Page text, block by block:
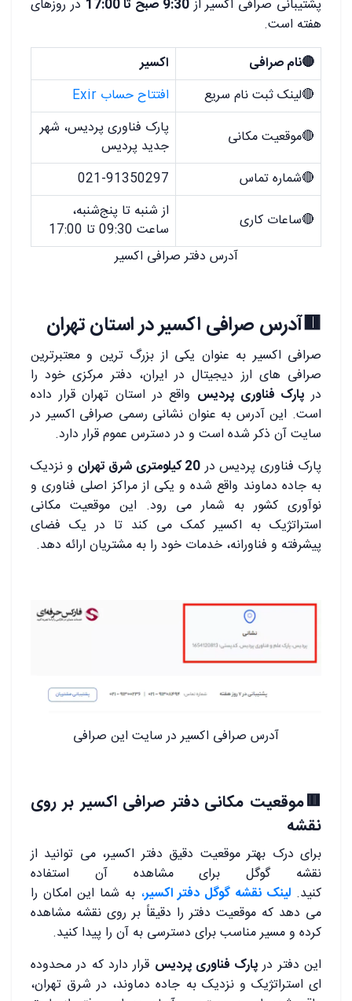
پشتیبانی صرافی اکسیر از9:30 صبح تا 17:00
در روزهای
هفته است.
🔴نام صرافی
اکسیر
🔴لینک ثبت نام سریع
افتتاح حساب Exir
🔴موقعیت مکانی
پارک فناوری پردیس، شهر
جدید پردیس
🔴شماره تماس
021-91350297
🔴ساعات کاری
از شنبه تا پنج‌شنبه،
ساعت 09:30 تا 17:00
آدرس دفتر صرافی اکسیر
🟥آدرس صرافی اکسیر در استان تهران
صرافی اکسیر به ‌عنوان یکی از بزرگ ‌ترین و معتبرترین
صرافی ‌های ارز دیجیتال در ایران، دفتر مرکزی خود را
در پارک فناوری پردیس واقع در استان تهران قرار داده
است. این آدرس به‌ عنوان نشانی رسمی صرافی اکسیر در
سایت آن ذکر شده است و در دسترس عموم قرار دارد.
پارک فناوری پردیس در20 کیلومتری شرق تهران
و نزدیک
به جاده دماوند واقع شده و یکی از مراکز اصلی فناوری و
نوآوری کشور به شمار می ‌رود. این موقعیت مکانی
استراتژیک به اکسیر کمک می ‌کند تا در یک فضای
پیشرفته و فناورانه، خدمات خود را به مشتریان ارائه دهد.
آدرس صرافی اکسیر در سایت این صرافی
🟥موقعیت مکانی دفتر صرافی اکسیر بر روی
نقشه
برای درک بهتر موقعیت دقیق دفتر اکسیر، می‌ توانید از
نقشه گوگل برای مشاهده آن استفاده
کنید. لینک نقشه گوگل دفتر اکسیر، به شما این امکان را
می ‌دهد که موقعیت دفتر را دقیقاً بر روی نقشه مشاهده
کرده و مسیر مناسب برای دسترسی به آن را پیدا کنید.
این دفتر درپارک فناوری پردیس قرار دارد که در محدوده‌
ای استراتژیک و نزدیک به جاده دماوند، در شرق تهران،